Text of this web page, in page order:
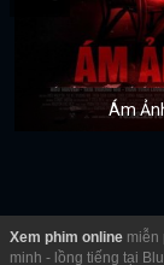
Ám
Xem phim online miễn
minh - lồng tiếng tại